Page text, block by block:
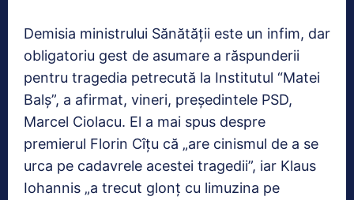
Demisia ministrului Sănătăţii este un infim, dar
obligatoriu gest de asumare a răspunderii
pentru tragedia petrecută la Institutul “Matei
Balş”, a afirmat, vineri, preşedintele PSD,
Marcel Ciolacu. El a mai spus despre
premierul Florin Cîțu că „are cinismul de a se
urca pe cadavrele acestei tragedii”, iar Klaus
Iohannis „a trecut glonţ cu limuzina pe